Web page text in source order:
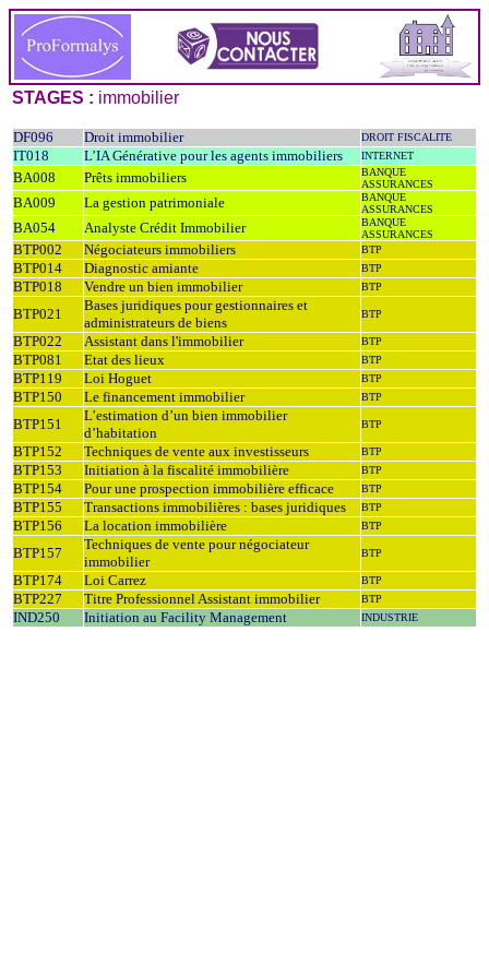
STAGES : immobilier
DF096 Droit immobilier DROIT FISCALITE
IT018 L’IA Générative pour les agents immobiliers INTERNET
BA008 Prêts immobiliers
BANQUE
ASSURANCES
BA009 La gestion patrimoniale
BANQUE
ASSURANCES
BA054 Analyste Crédit Immobilier
BANQUE
ASSURANCES
BTP002 Négociateurs immobiliers BTP
BTP014 Diagnostic amiante BTP
BTP018 Vendre un bien immobilier BTP
BTP021
Bases juridiques pour gestionnaires et
administrateurs de biens
BTP
BTP022 Assistant dans l'immobilier BTP
BTP081 Etat des lieux BTP
BTP119 Loi Hoguet BTP
BTP150 Le financement immobilier BTP
BTP151
L’estimation d’un bien immobilier
d’habitation
BTP
BTP152 Techniques de vente aux investisseurs BTP
BTP153 Initiation à la fiscalité immobilière BTP
BTP154 Pour une prospection immobilière efficace BTP
BTP155 Transactions immobilières : bases juridiques BTP
BTP156 La location immobilière BTP
BTP157
Techniques de vente pour négociateur
immobilier
BTP
BTP174 Loi Carrez BTP
BTP227 Titre Professionnel Assistant immobilier BTP
IND250 Initiation au Facility Management INDUSTRIE